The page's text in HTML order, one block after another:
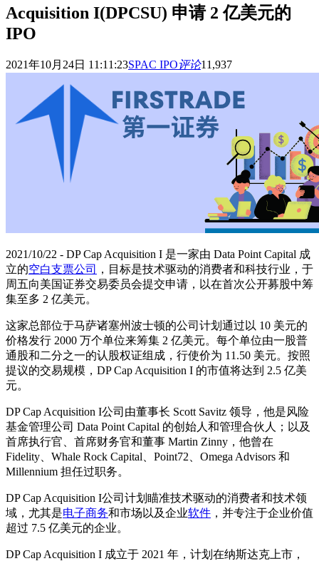
Acquisition I(DPCSU) 申请 2 亿美元的
IPO
2021年10月24日 11:11:23SPAC IPO评论11,937
2021/10/22 - DP Cap Acquisition I 是一家由 Data Point Capital 成
立的空白支票公司
，目标是技术驱动的消费者和科技行业，于
周五向美国证券交易委员会提交申请，以在首次公开募股中筹
集至多 2 亿美元。
这家总部位于马萨诸塞州波士顿的公司计划通过以 10 美元的
价格发行 2000 万个单位来筹集 2 亿美元。每个单位由一股普
通股和二分之一的认股权证组成，行使价为 11.50 美元。按照
提议的交易规模，DP Cap Acquisition I 的市值将达到 2.5 亿美
元。
DP Cap Acquisition I公司由董事长 Scott Savitz 领导，他是风险
基金管理公司 Data Point Capital 的创始人和管理合伙人；以及
首席执行官、首席财务官和董事 Martin Zinny，他曾在
Fidelity、Whale Rock Capital、Point72、Omega Advisors 和
Millennium 担任过职务。
DP Cap Acquisition I公司计划瞄准技术驱动的消费者和技术领
域，尤其是电子商务和市场以及企业软件 ，并专注于企业价值
超过 7.5 亿美元的企业。
DP Cap Acquisition I 成立于 2021 年，计划在纳斯达克上市，